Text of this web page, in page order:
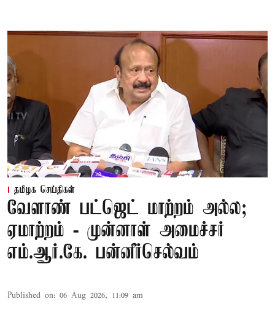
தமிழக செய்திகள்
வேளாண் பட்ஜெட் மாற்றம் அல்ல;
ஏமாற்றம் - முன்னாள் அமைச்சர்
எம்.ஆர்.கே. பன்னீர்செல்வம்
Published on: 06 Aug 2026, 11:09 am